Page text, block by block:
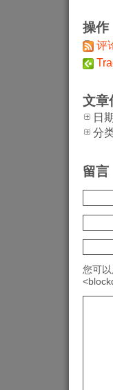
操作
评
文章
日
分
留言
您可